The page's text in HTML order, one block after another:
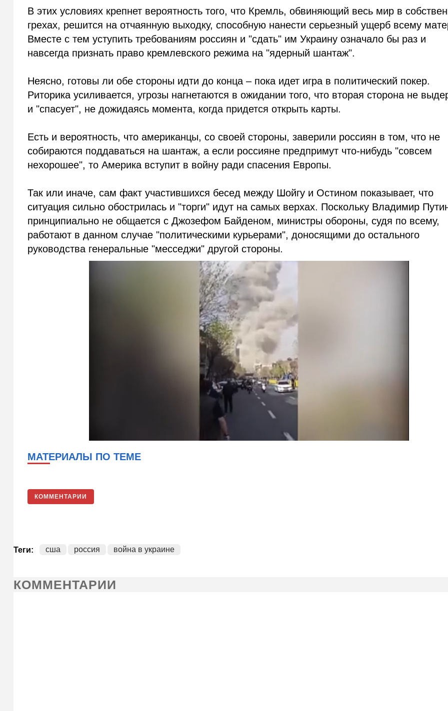
В этих условиях крепнет вероятность того, что Кремль, обвиняющий весь мир в
грехах, решится на отчаянную выходку, способную нанести серьезный ущерб всему
Вместе с тем уступить требованиям россиян и "сдать" им Украину означало бы раз и
навсегда признать право кремлевского режима на "ядерный шантаж".
Неясно, готовы ли обе стороны идти до конца – пока идет игра в политический покер.
Риторика усиливается, угрозы нагнетаются в ожидании того, что вторая сторона не
и "спасует", не дожидаясь момента, когда придется открыть карты.
Есть и вероятность, что американцы, со своей стороны, заверили россиян в том, что не
собираются поддаваться на шантаж, а если россияне предпримут что-нибудь "совсем
нехорошее", то Америка вступит в войну ради спасения Европы.
Так или иначе, сам факт участившихся бесед между Шойгу и Остином показывает, что
ситуация сильно обострилась и "торги" идут на самых верхах. Поскольку Владимир
принципиально не общается с Джозефом Байденом, министры обороны, судя по всему,
работают в данном случае "политическими курьерами", доносящими до остального
руководства генеральные "месседжи" другой стороны.
МАТЕРИАЛЫ ПО ТЕМЕ
КОММЕНТАРИИ
Теги: сша россия война в украине
КОММЕНТАРИИ